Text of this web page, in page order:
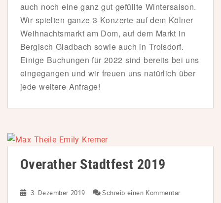
auch noch eine ganz gut gefüllte Wintersaison.
Wir spielten ganze 3 Konzerte auf dem Kölner
Weihnachtsmarkt am Dom, auf dem Markt in
Bergisch Gladbach sowie auch in Troisdorf.
Einige Buchungen für 2022 sind bereits bei uns
eingegangen und wir freuen uns natürlich über
jede weitere Anfrage!
Overather Stadtfest 2019
3. Dezember 2019 Schreib einen Kommentar